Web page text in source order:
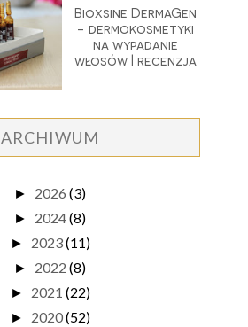
Bioxsine DermaGen
- dermokosmetyki
na wypadanie
włosów | recenzja
ARCHIWUM
► 2026 (3)
► 2024(8)
► 2023(11)
► 2022 (8)
► 2021 (22)
► 2020(52)